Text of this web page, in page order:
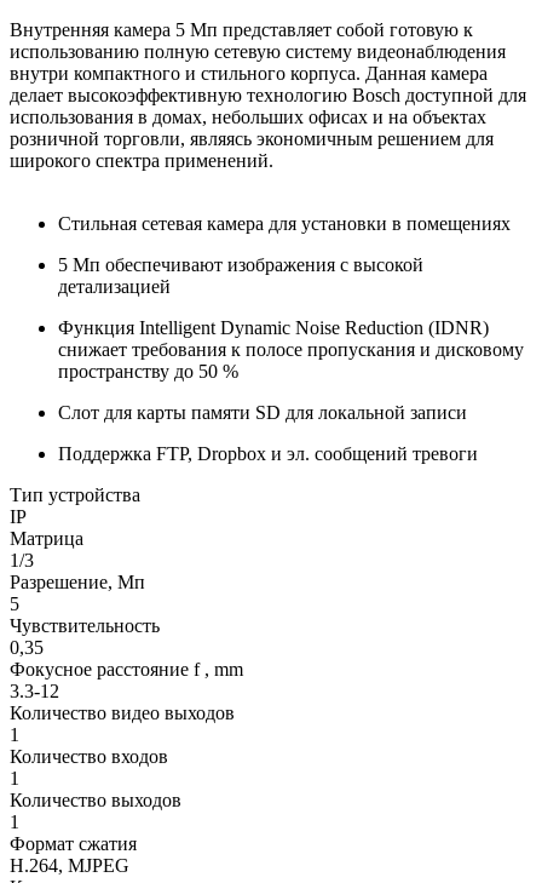
Внутренняя камера 5 Мп представляет собой готовую к
использованию полную сетевую систему видеонаблюдения
внутри компактного и стильного корпуса. Данная камера
делает высокоэффективную технологию Bosch доступной для
использования в домах, небольших офисах и на объектах
розничной торговли, являясь экономичным решением для
широкого спектра применений.
Стильная сетевая камера для установки в помещениях
5 Мп обеспечивают изображения с высокой
детализацией
Функция Intelligent Dynamic Noise Reduction (IDNR)
снижает требования к полосе пропускания и дисковому
пространству до 50 %
Слот для карты памяти SD для локальной записи
Поддержка FTP, Dropbox и эл. сообщений тревоги
Тип устройства
IP
Матрица
1/3
Разрешение, Мп
5
Чувствительность
0,35
Фокусное расстояние f , mm
3.3-12
Количество видео выходов
1
Количество входов
1
Количество выходов
1
Формат сжатия
H.264, MJPEG